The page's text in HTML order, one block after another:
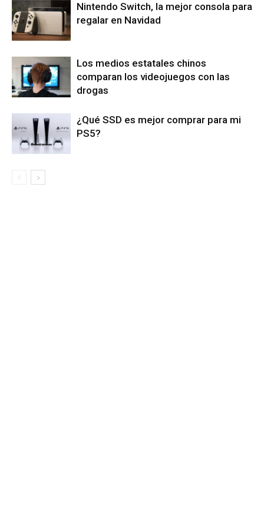
Nintendo Switch, la mejor consola para
regalar en Navidad
Los medios estatales chinos
comparan los videojuegos con las
drogas
¿Qué SSD es mejor comprar para mi
PS5?